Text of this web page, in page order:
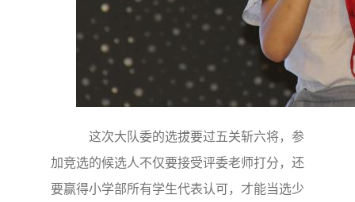
这次大队委的选拔要过五关斩六将，参
加竞选的候选人不仅要接受评委老师打分，还
要赢得小学部所有学生代表认可，才能当选少